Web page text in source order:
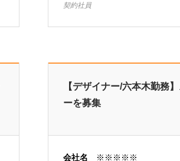
契約社員
【デザイナー/六本木勤務
ーを募集
会社名 ※※※※※